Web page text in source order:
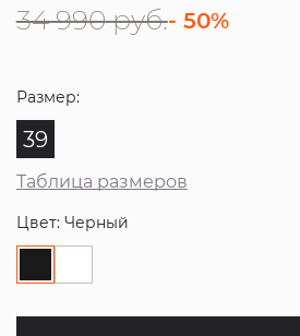
34 990 руб.- 50%
Размер:
39
Таблица размеров
Цвет: Черный